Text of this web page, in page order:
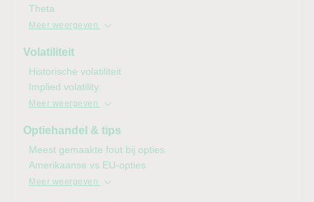
Theta
Meer weergeven
Volatiliteit
Historische volatiliteit
Implied volatility
Meer weergeven
Optiehandel & tips
Meest gemaakte fout bij opties
Amerikaanse vs EU-opties
Meer weergeven